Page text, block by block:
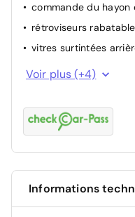
commande du hayon
rétroviseurs
vitres surtintées
rétroviseur int. auto
intérieur semi cuir
aide de
Voir plus (+4)
Informations